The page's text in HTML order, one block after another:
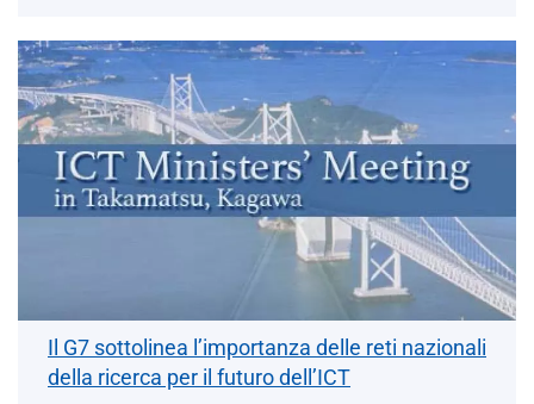
Il G7 sottolinea l’importanza delle reti nazionali
della ricerca per il futuro dell’ICT